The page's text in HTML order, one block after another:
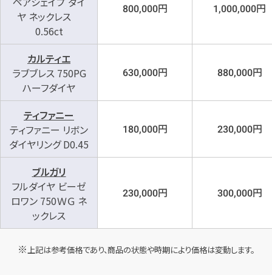
ヤ ネックレス
0.56ct
800,000円 1,000,000円
カルティエ
ラブブレス 750PG
ハーフダイヤ
630,000円 880,000円
ティファニー
ティファニー リボン
ダイヤリング D0.45
180,000円 230,000円
ブルガリ
フルダイヤ ビーゼ
ロワン 750ＷＧ ネ
ックレス
230,000円 300,000円
上記は参考価格であり、商品の状態や時期により価格は変動します。